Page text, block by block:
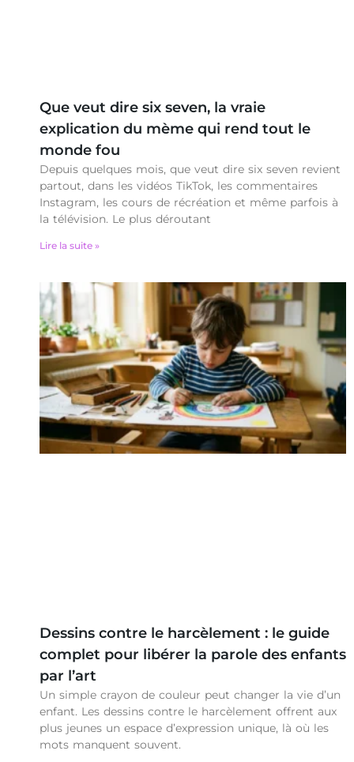
Que veut dire six seven, la vraie
explication du mème qui rend tout le
monde fou
Depuis quelques mois, que veut dire six seven revient
partout, dans les vidéos TikTok, les commentaires
Instagram, les cours de récréation et même parfois à
la télévision. Le plus déroutant
Lire la suite »
Dessins contre le harcèlement : le guide
complet pour libérer la parole des enfants
par l’art
Un simple crayon de couleur peut changer la vie d’un
enfant. Les dessins contre le harcèlement offrent aux
plus jeunes un espace d’expression unique, là où les
mots manquent souvent.